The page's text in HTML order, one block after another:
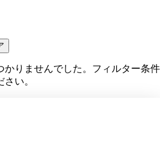
かりませんでした。フィルター条件
い。